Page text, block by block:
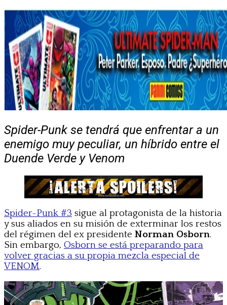
Spider-Punk se tendrá que enfrentar a un
enemigo muy peculiar, un híbrido entre el
Duende Verde y Venom
Spider-Punk #3 sigue al protagonista de la historia
y sus aliados en su misión de exterminar los restos
del régimen del ex presidente Norman Osborn.
Sin embargo, Osborn se está preparando para
volver gracias a su propia mezcla especial de
VENOM.